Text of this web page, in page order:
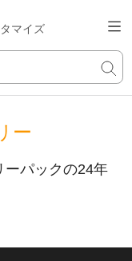
マイズ
ー
ーパックの24年